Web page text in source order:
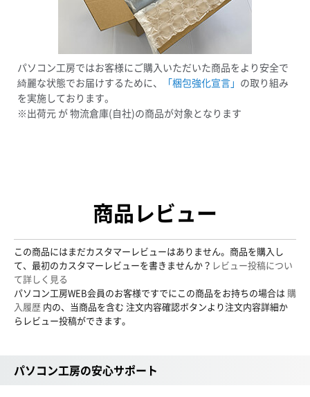
パソコン工房ではお客様にご購入いただいた商品をより安全で
綺麗な状態でお届けするために、
「梱包強化宣言」 の取り組み
を実施しております。
※出荷元 が 物流倉庫(自社)の商品が対象となります
商品レビュー
この商品にはまだカスタマーレビューはありません。商品を購入し
て、最初のカスタマーレビューを書きませんか？ レビュー投稿につい
て詳しく見る
パソコン工房WEB会員のお客様ですでにこの商品をお持ちの場合は 購
入履歴 内の、当商品を含む 注文内容確認ボタンより注文内容詳細か
らレビュー投稿ができます。
パソコン工房の安心サポート